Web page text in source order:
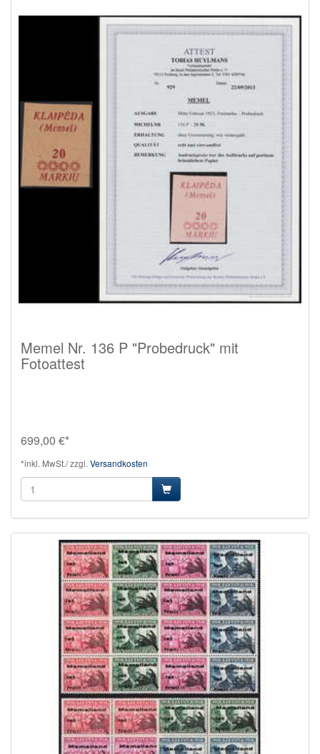
Memel Nr. 136 P "Probedruck" mit
Fotoattest
699,00 €*
*inkl. MwSt./ zzgl. Versandkosten